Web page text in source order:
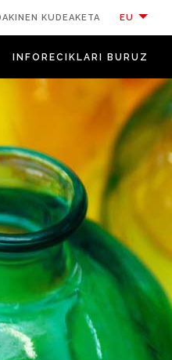
KUDEAKETA EU
INFORECIKLARI BURUZ